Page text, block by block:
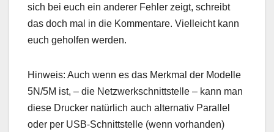
sich bei euch ein anderer Fehler zeigt, schreibt
das doch mal in die Kommentare. Vielleicht kann
euch geholfen werden.
Hinweis: Auch wenn es das Merkmal der Modelle
5N/5M ist, – die Netzwerkschnittstelle – kann man
diese Drucker natürlich auch alternativ Parallel
oder per USB-Schnittstelle (wenn vorhanden)